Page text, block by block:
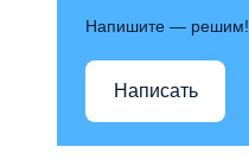
Напишите — решим!
Написать